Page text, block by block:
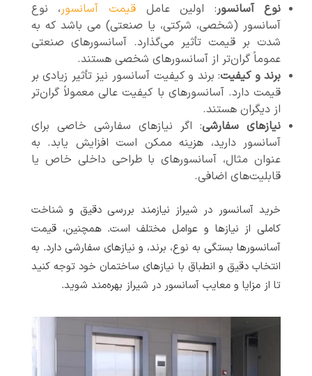
نوع آسانسور: اولین عاملقیمت آسانسور، نوع
آسانسور (شخصی، شرکتی، یا صنعتی) می باشد که به
شدت بر قیمت تأثیر می‌گذارد. آسانسورهای صنعتی
عموماً گران‌تر از آسانسورهای شخصی هستند.
برند و کیفیت: برند و کیفیت آسانسور نیز تأثیر زیادی بر
قیمت دارد. آسانسورهای با کیفیت عالی معمولاً گران‌تر
از دیگران هستند.
نیازهای سفارشی: اگر نیازهای سفارشی خاصی برای
آسانسور دارید، هزینه ممکن است افزایش یابد. به
عنوان مثال، آسانسورهای با طراحی داخلی خاص یا
قابلیت‌های اضافی.
خرید آسانسور در شیراز نیازمند بررسی دقیق و شناخت
کاملی از نیازها و عوامل مختلف است. همچنین، قیمت
آسانسورها بستگی به نوع، برند، و نیازهای سفارشی دارد. به
انتخاب دقیق و انطباق با نیازهای ساختمان خود توجه کنید
تا از مزایا و معایب آسانسور در شیراز بهره‌مند شوید.